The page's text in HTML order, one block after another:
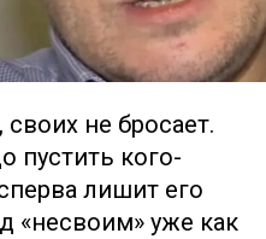
не бросает.
пустить кого-
лишит его
«несвоим» уже как